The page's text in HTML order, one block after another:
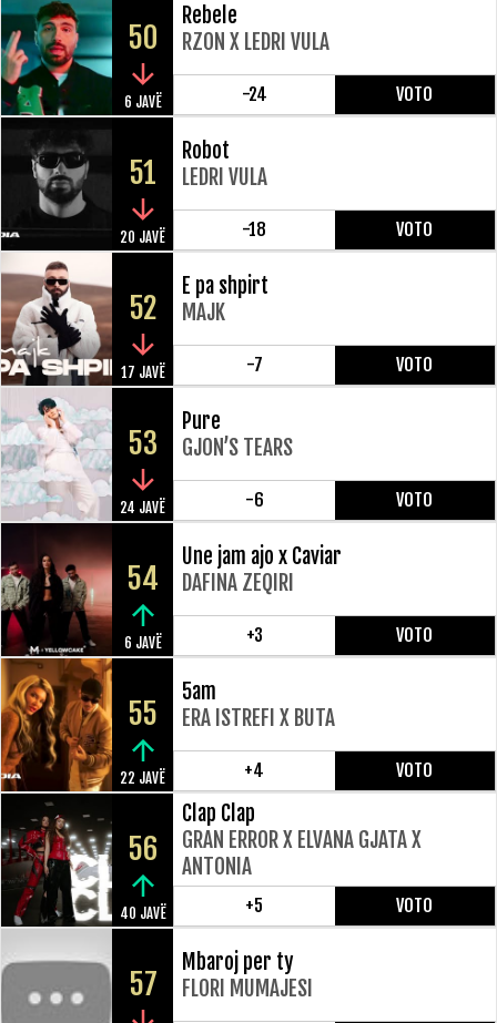
50
6 JAVË
Rebele
RZON X LEDRI VULA
-24 VOTO
51
20 JAVË
Robot
LEDRI VULA
-18 VOTO
52
17 JAVË
E pa shpirt
MAJK
-7 VOTO
53
24 JAVË
Pure
GJON’S TEARS
-6 VOTO
54
6 JAVË
Une jam ajo x Caviar
DAFINA ZEQIRI
+3 VOTO
55
22 JAVË
5am
ERA ISTREFI X BUTA
+4 VOTO
56
40 JAVË
Clap Clap
GRAN ERROR X ELVANA GJATA X
ANTONIA
+5 VOTO
57
Mbaroj per ty
FLORI MUMAJESI